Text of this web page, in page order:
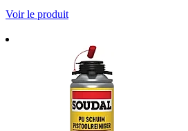
Voir le produit